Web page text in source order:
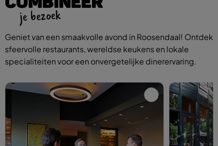
je bezoek
Geniet van een smaakvolle avond in Roosendaal! Ontdek
sfeervolle restaurants, wereldse keukens en lokale
specialiteiten voor een onvergetelijke dinerervaring.